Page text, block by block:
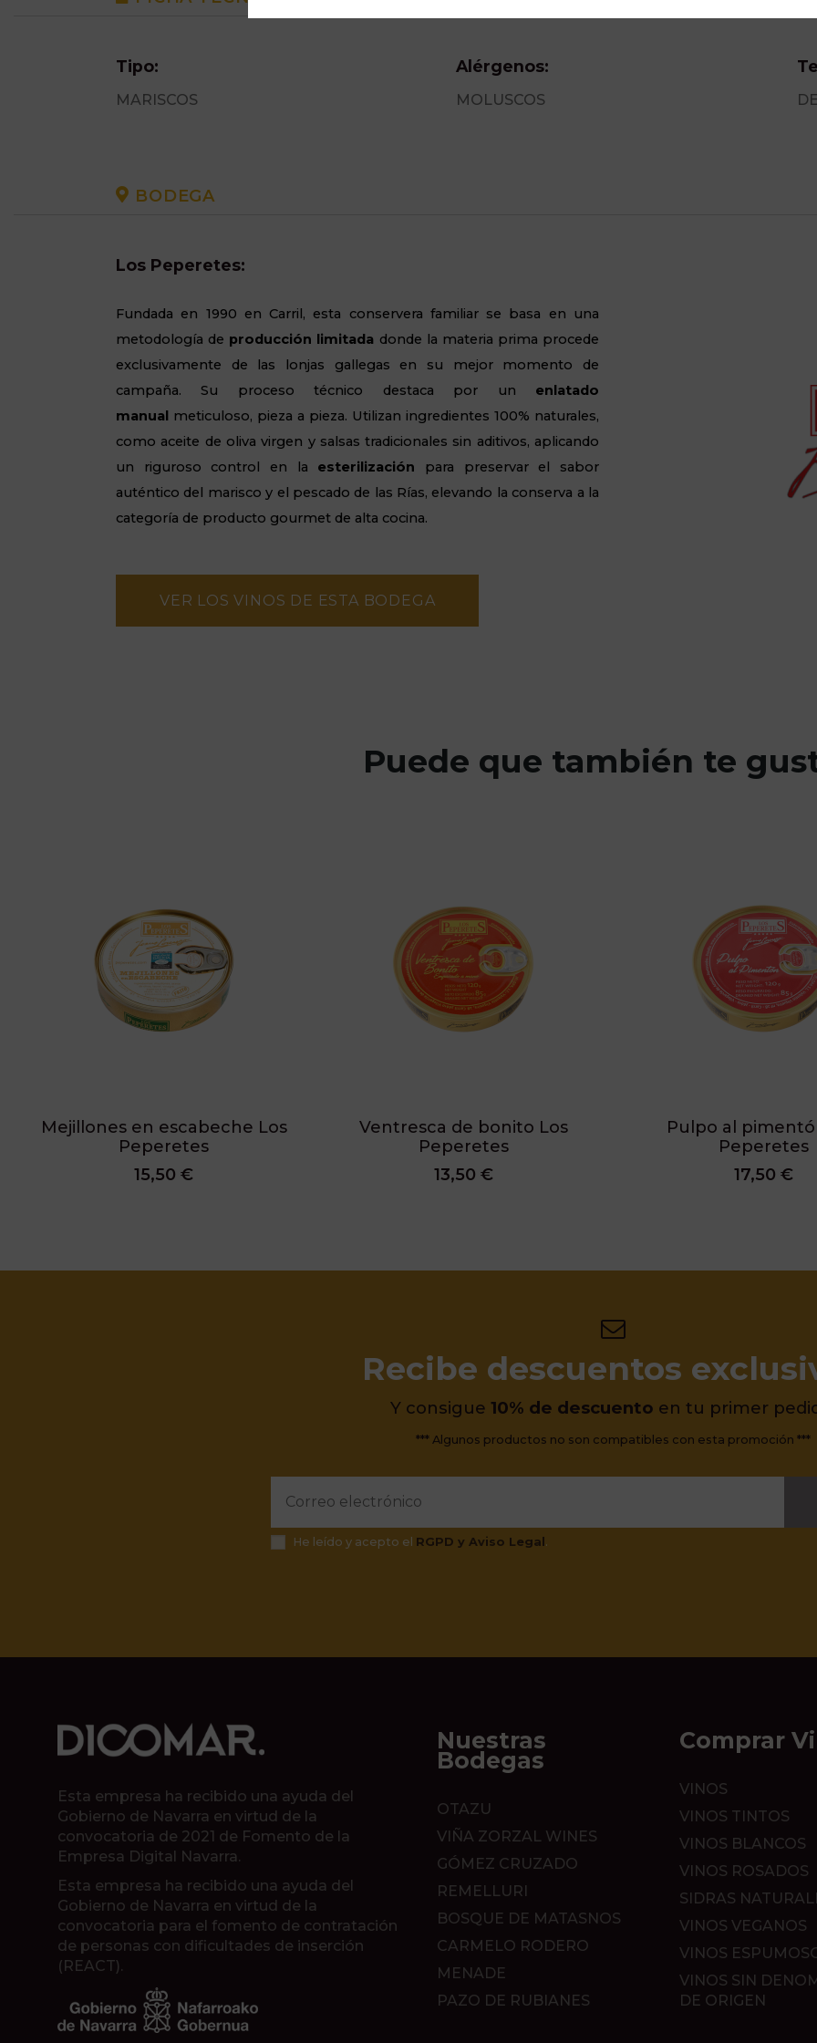
Tipo:
MARISCOS
Alérgenos:
MOLUSCOS
BODEGA
Los Peperetes:
Fundada en 1990 en Carril, esta conservera familiar se basa en una
metodología de producción limitada donde la materia prima procede
exclusivamente de las lonjas gallegas en su mejor momento de
campaña. Su proceso técnico destaca por un enlatado
manual meticuloso, pieza a pieza. Utilizan ingredientes 100% naturales,
como aceite de oliva virgen y salsas tradicionales sin aditivos, aplicando
un riguroso control en la esterilización para preservar el sabor
auténtico del marisco y el pescado de las Rías, elevando la conserva a la
categoría de producto gourmet de alta cocina.
VER LOS VINOS DE ESTA BODEGA
Puede que también te
Mejillones en escabeche Los
Peperetes
15,50 €
Ventresca de bonito Los
Peperetes
13,50 €
Pulpo al
Peperetes
17,50 €
Recibe descuentos
Y consigue 10% de descuento en tu primer
*** Algunos productos no son compatibles con esta promoción ***
He leído y acepto el RGPD y Aviso Legal .
Esta empresa ha recibido una ayuda del
Gobierno de Navarra en virtud de la
convocatoria de 2021 de Fomento de la
Empresa Digital Navarra.
Esta empresa ha recibido una ayuda del
Gobierno de Navarra en virtud de la
convocatoria para el fomento de contratación
de personas con dificultades de inserción
(REACT).
Nuestras
Bodegas
OTAZU
VIÑA ZORZAL WINES
GÓMEZ CRUZADO
REMELLURI
BOSQUE DE MATASNOS
CARMELO RODERO
MENADE
PAZO DE RUBIANES
Comprar
VINOS
VINOS TINTOS
VINOS BLANCOS
VINOS ROSADOS
SIDRAS
VINOS VEGANOS
VINOS
VINOS SIN
DE ORIGEN